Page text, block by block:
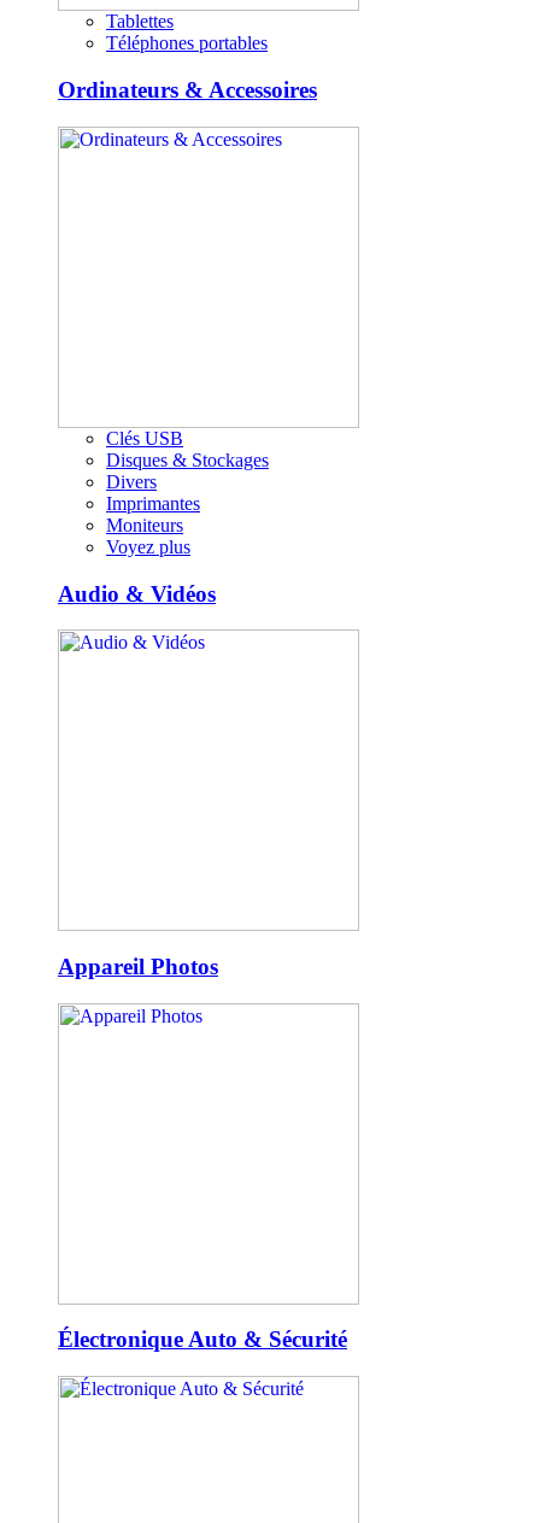
Tablettes
Téléphones portables
Ordinateurs & Accessoires
Clés USB
Disques & Stockages
Divers
Imprimantes
Moniteurs
Voyez plus
Audio & Vidéos
Appareil Photos
Électronique Auto & Sécurité